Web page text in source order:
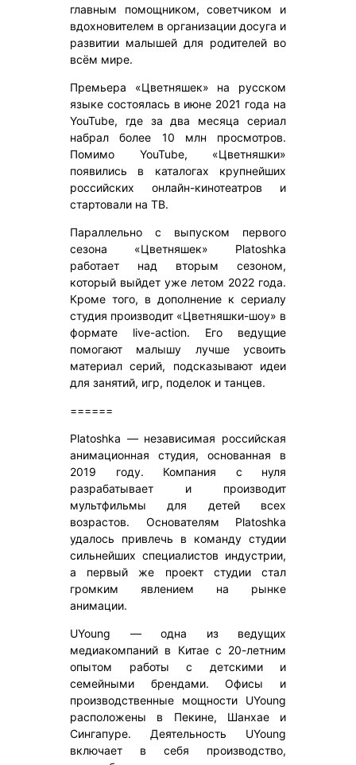
главным помощником, советчиком и
вдохновителем в организации досуга и
развитии малышей для родителей во
всём мире.
Премьера «Цветняшек» на русском
языке состоялась в июне 2021 года на
YouTube, где за два месяца сериал
набрал более 10 млн просмотров.
Помимо YouTube, «Цветняшки»
появились в каталогах крупнейших
российских онлайн-кинотеатров и
стартовали на ТВ.
Параллельно с выпуском первого
сезона «Цветняшек» Platoshka
работает над вторым сезоном,
который выйдет уже летом 2022 года.
Кроме того, в дополнение к сериалу
студия производит «Цветняшки-шоу» в
формате live-action. Его ведущие
помогают малышу лучше усвоить
материал серий, подсказывают идеи
для занятий, игр, поделок и танцев.
======
Platoshka — независимая российская
анимационная студия, основанная в
2019 году. Компания с нуля
разрабатывает и производит
мультфильмы для детей всех
возрастов. Основателям Platoshka
удалось привлечь в команду студии
сильнейших специалистов индустрии,
а первый же проект студии стал
громким явлением на рынке
анимации.
UYoung — одна из ведущих
медиакомпаний в Китае с 20-летним
опытом работы с детскими и
семейными брендами. Офисы и
производственные мощности UYoung
расположены в Пекине, Шанхае и
Сингапуре. Деятельность UYoung
включает в себя производство,